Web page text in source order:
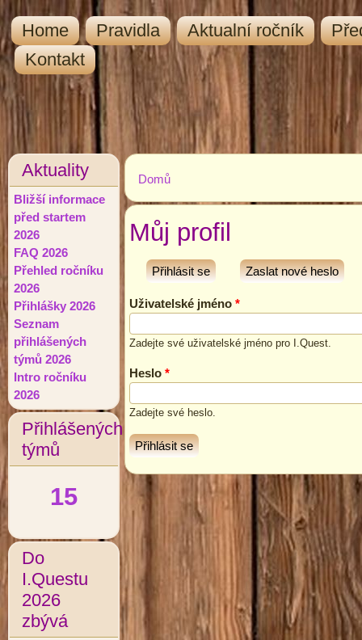
Home Pravidla Aktualní ročník
Kontakt
Aktuality
Bližší informace
před startem
2026
FAQ 2026
Přehled ročníku
2026
Přihlášky 2026
Seznam
přihlášených
týmů 2026
Intro ročníku
2026
Přihlášených
týmů
15
Do
I.Questu
2026
zbývá
Jste zde
Domů
Můj profil
Přihlásit se(aktivní záložka)
Zaslat nové heslo
Uživatelské jméno *
Zadejte své uživatelské jméno pro I.Quest.
Heslo *
Zadejte své heslo.